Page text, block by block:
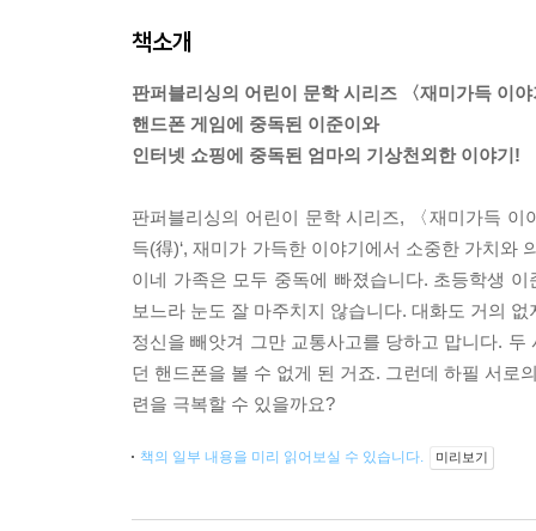
책소개
판퍼블리싱의 어린이 문학 시리즈 〈재미가득 이
핸드폰 게임에 중독된 이준이와
인터넷 쇼핑에 중독된 엄마의 기상천외한 이야기!
판퍼블리싱의 어린이 문학 시리즈, 〈재미가득
득(得)‘, 재미가 가득한 이야기에서 소중한 가치와
이네 가족은 모두 중독에 빠졌습니다. 초등학생
보느라 눈도 잘 마주치지 않습니다. 대화도 거의
정신을 빼앗겨 그만 교통사고를 당하고 맙니다.
던 핸드폰을 볼 수 없게 된 거죠. 그런데 하필 서로
련을 극복할 수 있을까요?
책의 일부 내용을 미리 읽어보실 수 있습니다. 미리보기